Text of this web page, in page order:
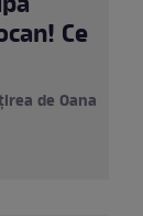
Ce
de Oana